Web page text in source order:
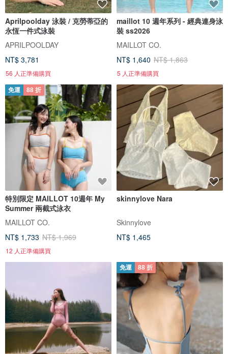
Aprilpoolday 泳裝 / 克勞蒂亞的
永恆一件式泳裝
APRILPOOLDAY
NT$ 3,781
56 人正準備購買
maillot 10 週年系列 - 經典連身泳
裝 ss2026
MAILLOT CO.
NT$ 1,640 NT$ 1,863
5 人正準備購買
免運 88 折
特別限定 MAILLOT 10週年 My
Summer 兩截式泳衣
MAILLOT CO.
NT$ 1,733 NT$ 1,969
12 人正準備購買
skinnylove Nara
Skinnylove
NT$ 1,465
免運 88 折